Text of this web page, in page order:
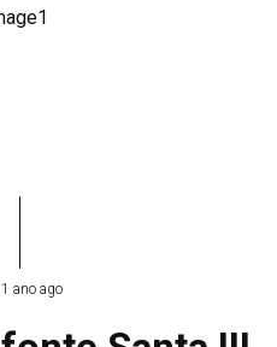
1 ano ago